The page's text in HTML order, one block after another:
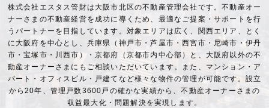
株式会社エスタス管財は大阪市北区の不動産管理会社です。不動産オー
ナーさまの不動産経営を成功に導くため、最適なご提案・サポートを行
うパートナーを目指しています。対象エリアは広く、関西エリア、とく
に大阪府を中心とし、兵庫県（神戸市・芦屋市・西宮市・尼崎市・伊丹
市・宝塚市・川西市）・京都府（京都市内中心部）と、大阪府以外の不
動産オーナーさまにもご相談いただいています。また、マンション・ア
パート・オフィスビル・戸建てなど様々な物件の管理が可能です。設立
から20年、管理戸数3600戸の確かな実績から、不動産オーナーさまの
収益最大化・問題解決を実現します。